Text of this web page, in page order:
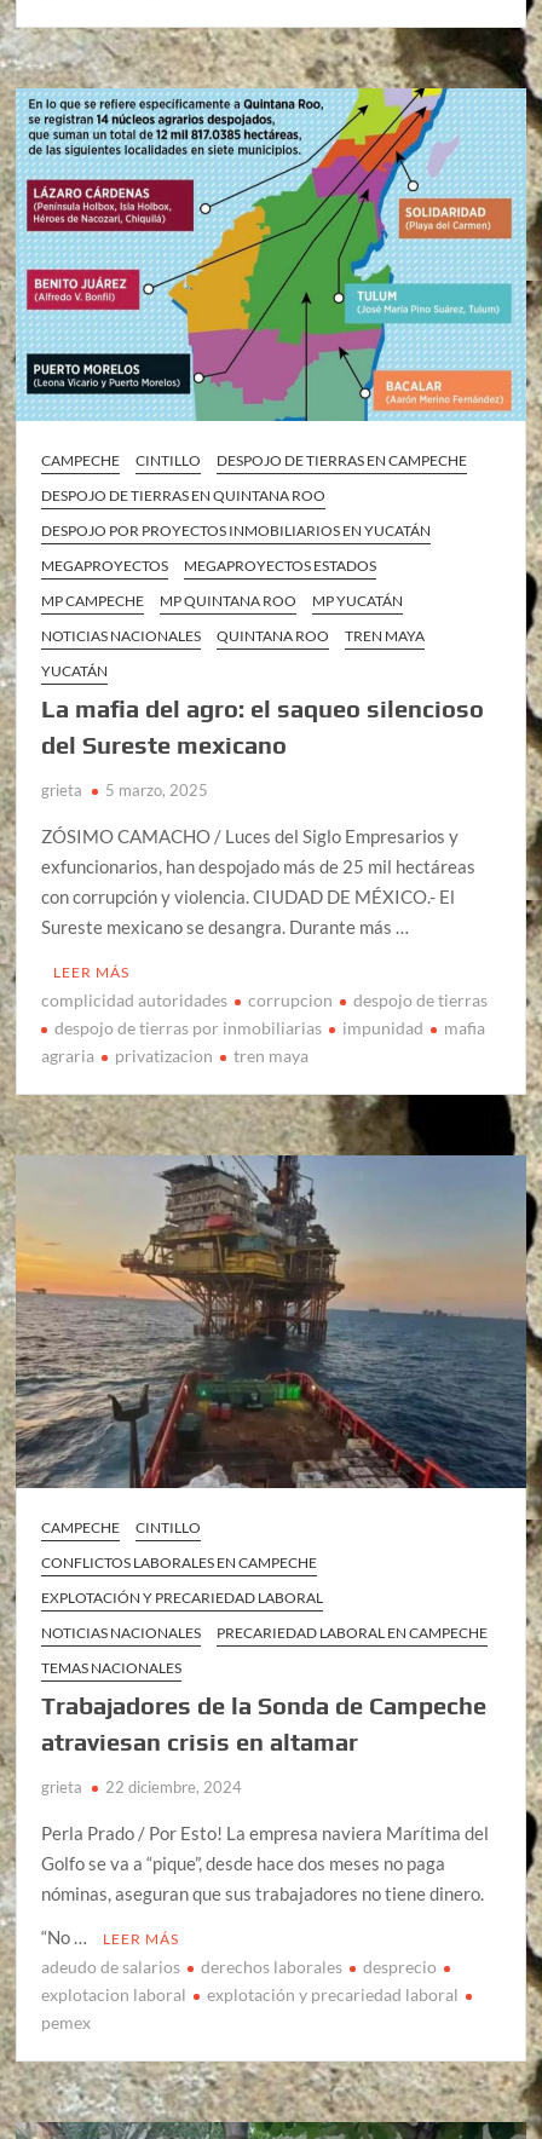
CAMPECHE CINTILLO
DESPOJO DE TIERRAS EN CAMPECHE
DESPOJO DE TIERRAS EN QUINTANA ROO
DESPOJO POR PROYECTOS INMOBILIARIOS EN YUCATÁN
MEGAPROYECTOS
MEGAPROYECTOS ESTADOS
MP CAMPECHE
MP QUINTANA ROO
MP YUCATÁN
NOTICIAS NACIONALES
QUINTANA ROO
TREN MAYA
YUCATÁN
La mafia del agro: el saqueo silencioso
del Sureste mexicano
grieta 5 marzo, 2025
ZÓSIMO CAMACHO / Luces del Siglo Empresarios y
exfuncionarios, han despojado más de 25 mil hectáreas
con corrupción y violencia. CIUDAD DE MÉXICO.- El
Sureste mexicano se desangra. Durante más …
LEER MÁS
complicidad autoridades corrupcion
despojo de tierras
despojo de tierras por inmobiliarias
impunidad
mafia
agraria
privatizacion tren maya
CAMPECHE
CINTILLO
CONFLICTOS LABORALES EN CAMPECHE
EXPLOTACIÓN Y PRECARIEDAD LABORAL
NOTICIAS NACIONALES
PRECARIEDAD LABORAL EN CAMPECHE
TEMAS NACIONALES
Trabajadores de la Sonda de Campeche
atraviesan crisis en altamar
grieta 22 diciembre, 2024
Perla Prado / Por Esto! La empresa naviera Marítima del
Golfo se va a “pique”, desde hace dos meses no paga
nóminas, aseguran que sus trabajadores no tiene dinero.
“No …
LEER MÁS
adeudo de salarios derechos laborales
desprecio
explotacion laboral
explotación y precariedad laboral
pemex